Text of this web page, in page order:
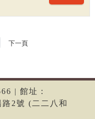
下一頁
| 館址：
2號 (二二八和